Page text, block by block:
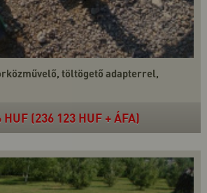
töltögető adapterrel,
HUF (236 123 HUF + ÁFA)